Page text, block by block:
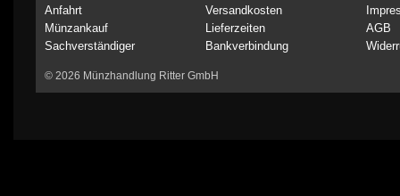
Anfahrt
Münzankauf
Sachverständiger
Versandkosten
Lieferzeiten
Bankverbindung
AGB
© 2026 Münzhandlung Ritter GmbH